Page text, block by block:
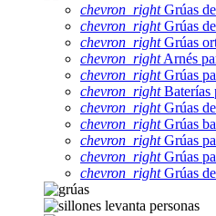
chevron_rightGrúas
chevron_rightGrúas
chevron_rightGrúas
chevron_rightArnés
chevron_rightGrúas
chevron_rightBaterías
chevron_rightGrúas
chevron_rightGrúas
chevron_rightGrúas
chevron_rightGrúas
chevron_rightGrúas